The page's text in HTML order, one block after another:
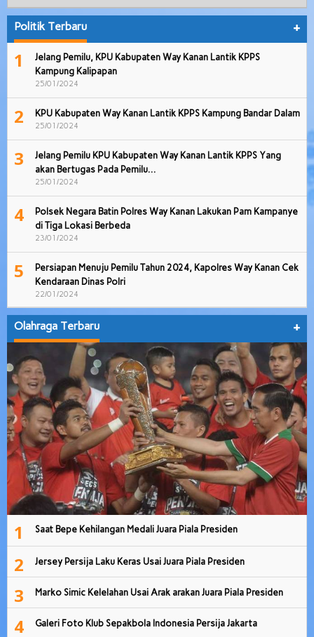
Politik Terbaru +
1
Jelang Pemilu, KPU Kabupaten Way Kanan Lantik KPPS
Kampung Kalipapan
25/01/2024
2 KPU Kabupaten Way Kanan Lantik KPPS Kampung Bandar Dalam
25/01/2024
3
Jelang Pemilu KPU Kabupaten Way Kanan Lantik KPPS Yang
akan Bertugas Pada Pemilu…
25/01/2024
4
Polsek Negara Batin Polres Way Kanan Lakukan Pam Kampanye
di Tiga Lokasi Berbeda
23/01/2024
5
Persiapan Menuju Pemilu Tahun 2024, Kapolres Way Kanan Cek
Kendaraan Dinas Polri
22/01/2024
Olahraga Terbaru +
1 Saat Bepe Kehilangan Medali Juara Piala Presiden
2 Jersey Persija Laku Keras Usai Juara Piala Presiden
3 Marko Simic Kelelahan Usai Arak arakan Juara Piala Presiden
4 Galeri Foto Klub Sepakbola Indonesia Persija Jakarta